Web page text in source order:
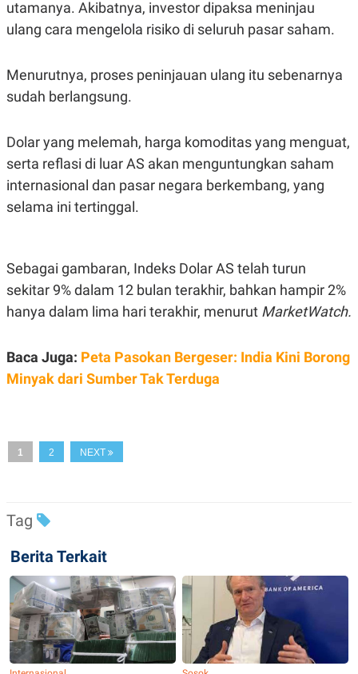
S
A
T
T
A
A
G
E
K
T
N
T
V
L
S
S
K
O
N
T
C
A
D
P
R
E
S
L
E
A
D
G
N
A
N
C
E
T
A
K
R
E
M
I
T
E
N
EA
utamanya. Akibatnya, investor dipaksa meninjau
ulang cara mengelola risiko di seluruh pasar saham.
Menurutnya, proses peninjauan ulang itu sebenarnya
sudah berlangsung.
Dolar yang melemah, harga komoditas yang menguat,
serta reflasi di luar AS akan menguntungkan saham
internasional dan pasar negara berkembang, yang
selama ini tertinggal.
Sebagai gambaran, Indeks Dolar AS telah turun
sekitar 9% dalam 12 bulan terakhir, bahkan hampir 2%
hanya dalam lima hari terakhir, menurut MarketWatch.
Baca Juga: Peta Pasokan Bergeser: India Kini Borong
Minyak dari Sumber Tak Terduga
1 2 NEXT
Tag
Berita Terkait